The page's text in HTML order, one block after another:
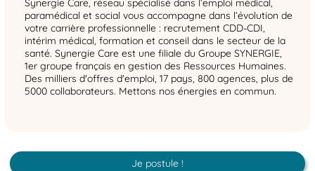
Synergie Care, réseau spécialisé dans l’emploi médical,
paramédical et social vous accompagne dans l’évolution de
votre carrière professionnelle : recrutement CDD-CDI,
intérim médical, formation et conseil dans le secteur de la
santé. Synergie Care est une filiale du Groupe SYNERGIE,
1er groupe français en gestion des Ressources Humaines.
Des milliers d'offres d'emploi, 17 pays, 800 agences, plus de
5000 collaborateurs. Mettons nos énergies en commun.
Je postule !